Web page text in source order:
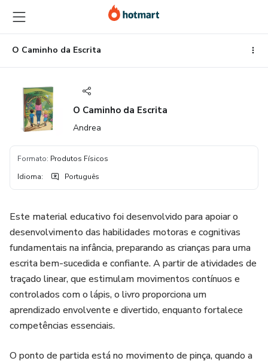
para
o
conteúdo
principal
para
o
pagamento
para
o
rodapé
O Caminho da Escrita
O Caminho da Escrita
Andrea
Formato: Produtos Físicos
Idioma: Português
Este material educativo foi desenvolvido para apoiar o
desenvolvimento das habilidades motoras e cognitivas
fundamentais na infância, preparando as crianças para uma
escrita bem-sucedida e confiante. A partir de atividades de
traçado linear, que estimulam movimentos contínuos e
controlados com o lápis, o livro proporciona um
aprendizado envolvente e divertido, enquanto fortalece
competências essenciais.
O ponto de partida está no movimento de pinça, quando a